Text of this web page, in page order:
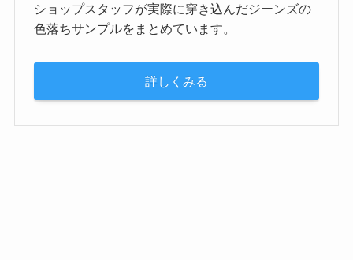
ショップスタッフが実際に穿き込んだジーンズの
色落ちサンプルをまとめています。
詳しくみる